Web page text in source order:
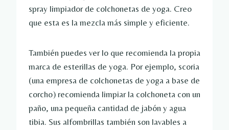
spray limpiador de colchonetas de yoga. Creo
que esta es la mezcla más simple y eficiente.
También puedes ver lo que recomienda la propia
marca de esterillas de yoga. Por ejemplo, scoria
(una empresa de colchonetas de yoga a base de
corcho) recomienda limpiar la colchoneta con un
paño, una pequeña cantidad de jabón y agua
tibia. Sus alfombrillas también son lavables a